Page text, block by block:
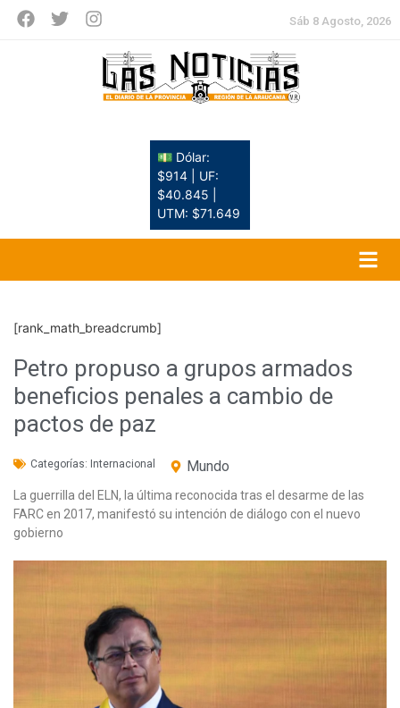
Sáb 8 Agosto, 2026
💵 Dólar:
$914 | UF:
$40.845 |
UTM: $71.649
[rank_math_breadcrumb]
Petro propuso a grupos armados
beneficios penales a cambio de
pactos de paz
Categorías: Internacional Mundo
La guerrilla del ELN, la última reconocida tras el desarme de las
FARC en 2017, manifestó su intención de diálogo con el nuevo
gobierno